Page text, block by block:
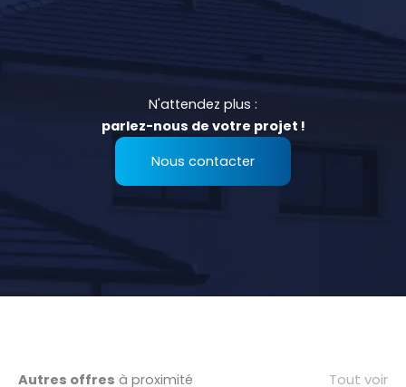
N'attendez plus :
parlez-nous de votre projet !
Nous contacter
Autres offres à proximité Tout voir